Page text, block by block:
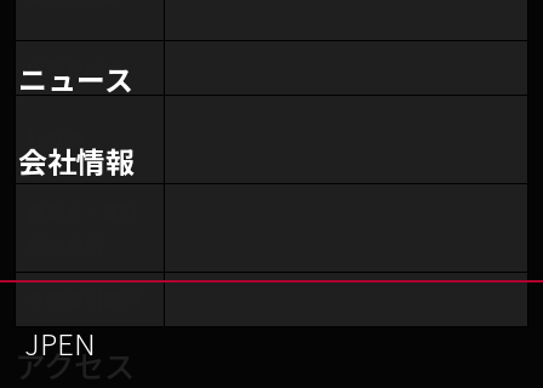
ニュース
会社情報
EN
JP
代表取締役
アクセス